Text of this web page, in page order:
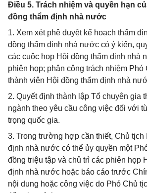
Điều 5. Trách nhiệm và quyền hạn
đồng thẩm định nhà nước
1. Xem xét phê duyệt kế hoạch thẩm
đồng thẩm định nhà nước có ý kiến,
các cuộc họp Hội đồng thẩm định nhà
phiên họp; phân công trách nhiệm Phó
thành viên Hội đồng thẩm định nhà
2. Quyết định thành lập Tổ chuyên gia
ngành theo yêu cầu công việc đối với
trọng quốc gia.
3. Trong trường hợp cần thiết, Chủ tịch
định nhà nước có thể ủy quyền một
đồng triệu tập và chủ trì các phiên họp
định nhà nước hoặc báo cáo trước
nội dung hoặc công việc do Phó Chủ